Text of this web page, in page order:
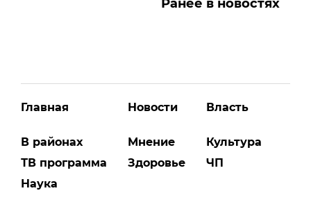
Ранее в новостях
Главная
В районах
ТВ программа
Наука
Новости
Мнение
Здоровье
Власть
Культура
ЧП